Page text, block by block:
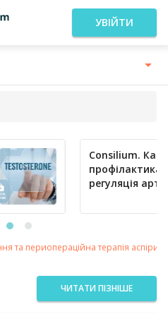
УВІЙТИ
та ефективна
тиску
та периопераційна терапія
ЧИТАТИ ПІЗНІШЕ